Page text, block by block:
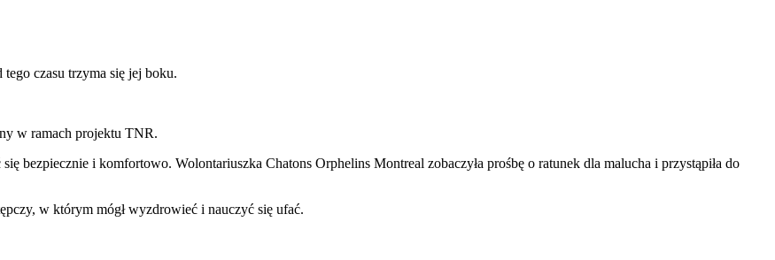
czasu trzyma się jej boku.
w ramach projektu TNR.
bezpiecznie i komfortowo. Wolontariuszka Chatons Orphelins Montreal zobaczyła prośbę o ratunek dla malucha i przystąpiła do
w którym mógł wyzdrowieć i nauczyć się ufać.